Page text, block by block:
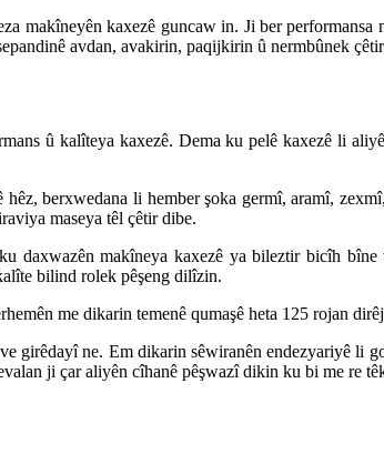
makîneyên kaxezê guncaw in. Ji ber
avdan, avakirin, paqijkirin û nermbûnek
û kalîteya kaxezê. Dema ku pelê kaxezê li
berxwedana li hember şoka germî, aramî,
maseya têl çêtir dibe.
daxwazên makîneya kaxezê ya bileztir bicîh
bilind rolek pêşeng dilîzin.
me dikarin temenê qumaşê heta 125 rojan
girêdayî ne. Em dikarin sêwiranên endezyariyê li
ji çar aliyên cîhanê pêşwazî dikin ku bi me re